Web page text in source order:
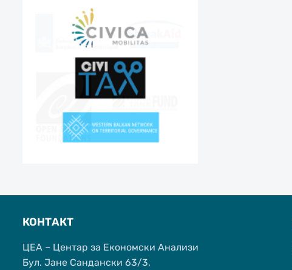
КОНТАКТ
ЦЕА – Центар за Економски Анализи
Бул. Јане Сандански 63/3,